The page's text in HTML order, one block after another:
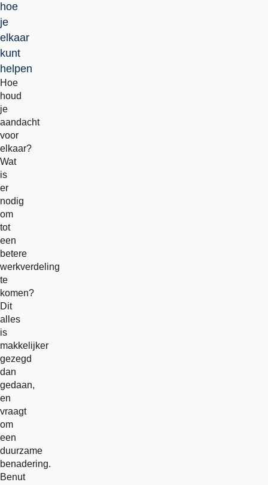
hoe
je
elkaar
kunt
helpen
Hoe
houd
je
aandacht
voor
elkaar?
Wat
is
er
nodig
om
tot
een
betere
werkverdeling
te
komen?
Dit
alles
is
makkelijker
gezegd
dan
gedaan,
en
vraagt
om
een
duurzame
benadering.
Benut